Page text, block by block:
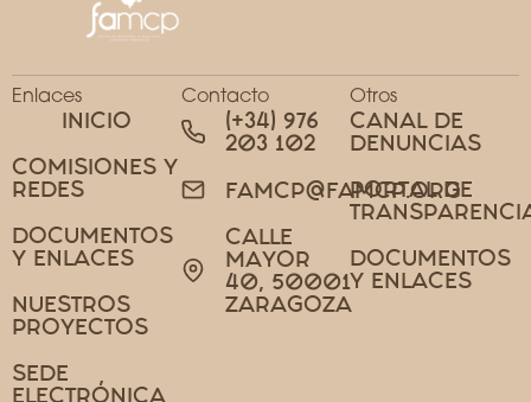
Enlaces
INICIO
COMISIONES Y
REDES
DOCUMENTOS
Y ENLACES
NUESTROS
PROYECTOS
SEDE
ELECTRÓNICA
Contacto
(+34) 976
203 102
FAMCP@FAMCP.ORG
CALLE
MAYOR
40, 50001
ZARAGOZA
Otros
CANAL DE
DENUNCIAS
PORTAL DE
DOCUMENTOS
Y ENLACES